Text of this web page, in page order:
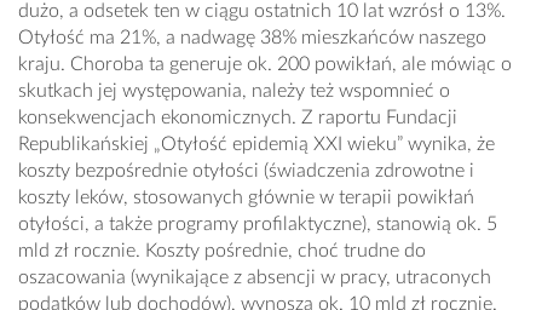
dużo, a odsetek ten w ciągu ostatnich 10 lat wzrósł o 13%.
Otyłość ma 21%, a nadwagę 38% mieszkańców naszego
kraju. Choroba ta generuje ok. 200 powikłań, ale mówiąc o
skutkach jej występowania, należy też wspomnieć o
konsekwencjach ekonomicznych. Z raportu Fundacji
Republikańskiej „Otyłość epidemią XXI wieku” wynika, że
koszty bezpośrednie otyłości (świadczenia zdrowotne i
koszty leków, stosowanych głównie w terapii powikłań
otyłości, a także programy profilaktyczne), stanowią ok. 5
mld zł rocznie. Koszty pośrednie, choć trudne do
oszacowania (wynikające z absencji w pracy, utraconych
podatków lub dochodów), wynoszą ok. 10 mld zł rocznie.